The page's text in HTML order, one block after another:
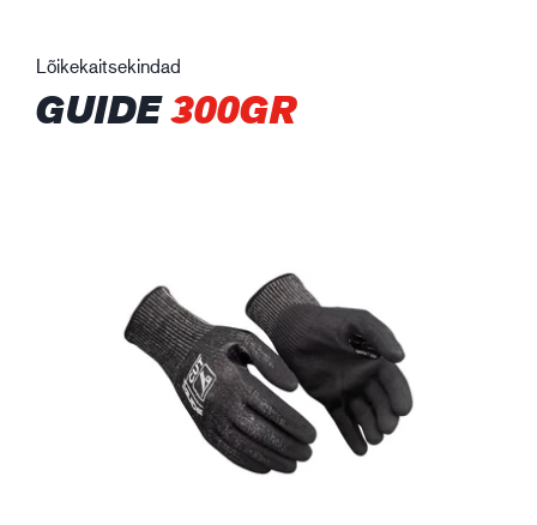
Lõikekaitsekindad
GUIDE300GR